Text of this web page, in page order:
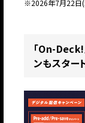
※2026年7月22日(
「On-
ンもスター